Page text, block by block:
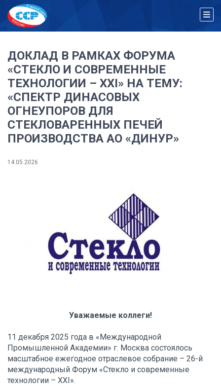
ДОКЛАД В РАМКАХ ФОРУМА
«СТЕКЛО И СОВРЕМЕННЫЕ
ТЕХНОЛОГИИ – XXI» НА ТЕМУ:
«СПЕКТР ДИНАСОВЫХ
ОГНЕУПОРОВ ДЛЯ
СТЕКЛОВАРЕННЫХ ПЕЧЕЙ
ПРОИЗВОДСТВА АО «ДИНУР»
14.05.2026
Уважаемые коллеги!
11 декабря 2025 года в «Международной
Промышленной Академии» г. Москва состоялось
масштабное ежегодное отраслевое собрание – 26-й
международный Форум «Стекло и современные
технологии – XXI».